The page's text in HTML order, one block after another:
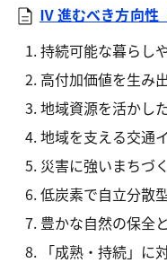
Ⅳ 進むべき方向性
持続可能な暮らし
高付加価値を生み
地域資源を活かし
地域を支える交通
災害に強いまちづ
低炭素で自立分散
豊かな自然の保全
「成熟・持続」